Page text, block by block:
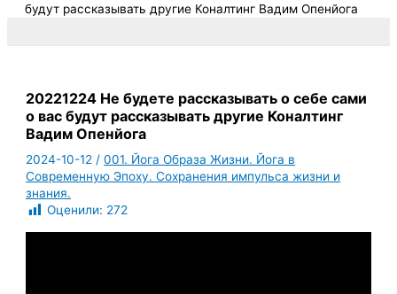
будут рассказывать другие Коналтинг Вадим Опенйога
20221224 Не будете рассказывать о себе сами
о вас будут рассказывать другие Коналтинг
Вадим Опенйога
2024-10-12/001. Йога Образа Жизни. Йога в
Современную Эпоху. Сохранения импульса жизни и
знания.
Оценили: 272